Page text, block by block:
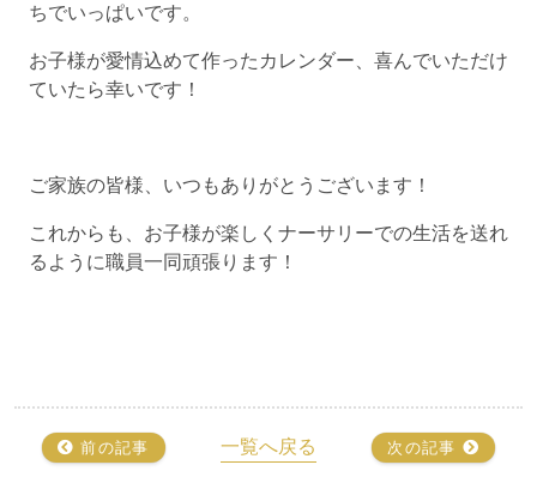
ちでいっぱいです。
お子様が愛情込めて作ったカレンダー、喜んでいただけ
ていたら幸いです！
ご家族の皆様、いつもありがとうございます！
これからも、お子様が楽しくナーサリーでの生活を送れ
るように職員一同頑張ります！
前の記事 一覧へ戻る 次の記事